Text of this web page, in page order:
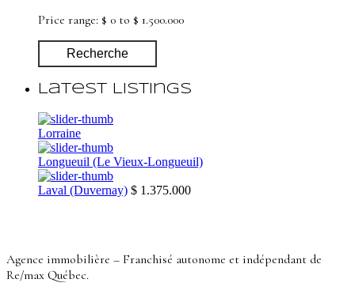
Price range: $ 0 to $ 1.500.000
Recherche
Latest Listings
Lorraine
Longueuil (Le Vieux-Longueuil)
Laval (Duvernay) $ 1.375.000
Agence immobilière – Franchisé autonome et indépendant de
Re/max Québec.